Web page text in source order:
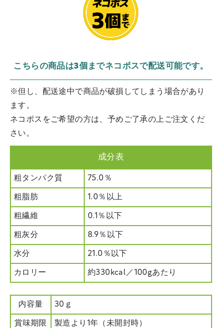
こちらの商品は3個までネコポスで配送可能です。
※但し、配送途中で商品が破損してしまう場合があり
ます。
ネコポスをご希望の方は、予めご了承の上ご注文くだ
さい。
成分表
粗タンパク質 75.0％
粗脂肪 1.0％以上
粗繊維 0.1％以下
粗灰分 8.9％以下
水分 21.0％以下
カロリー 約330kcal／100gあたり
内容量 30ｇ
賞味期限 製造より1年（未開封時）